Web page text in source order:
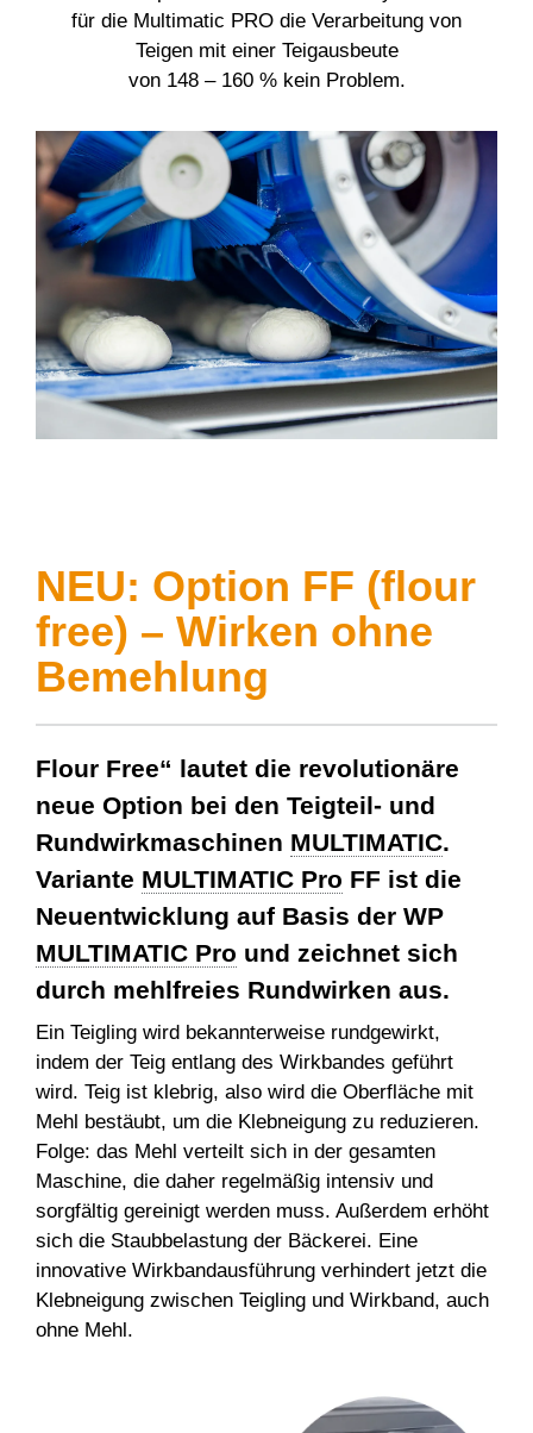
für die Multimatic PRO die Verarbeitung von
Teigen mit einer Teigausbeute
von 148 – 160 % kein Problem.
NEU: Option FF (flour
free) – Wirken ohne
Bemehlung
Flour Free“ lautet die revolutionäre
neue Option bei den Teigteil- und
Rundwirkmaschinen MULTIMATIC.
Variante MULTIMATIC Pro FF ist die
Neuentwicklung auf Basis der WP
MULTIMATIC Pro und zeichnet sich
durch mehlfreies Rundwirken aus.
Ein Teigling wird bekannterweise rundgewirkt,
indem der Teig entlang des Wirkbandes geführt
wird. Teig ist klebrig, also wird die Oberfläche mit
Mehl bestäubt, um die Klebneigung zu reduzieren.
Folge: das Mehl verteilt sich in der gesamten
Maschine, die daher regelmäßig intensiv und
sorgfältig gereinigt werden muss. Außerdem erhöht
sich die Staubbelastung der Bäckerei. Eine
innovative Wirkbandausführung verhindert jetzt die
Klebneigung zwischen Teigling und Wirkband, auch
ohne Mehl.